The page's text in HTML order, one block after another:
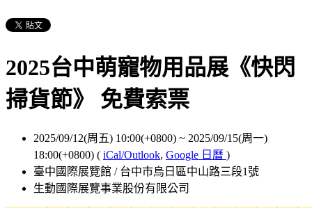
2025台中萌寵物用品展《快閃
掃貨節》 免費索票
2025/09/12(周五) 10:00(+0800) ~ 2025/09/15(周一)
18:00(+0800) ( iCal/Outlook, Google 日曆 )
臺中國際展覽館 / 台中市烏日區中山路三段1號
生動國際展覽事業股份有限公司